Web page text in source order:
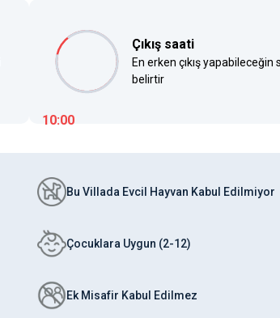
10:00
Çıkış saati
En erken çıkış yapabileceğin
belirtir
Bu Villada Evcil Hayvan Kabul Edilmiyor
Çocuklara Uygun (2-12)
Ek Misafir Kabul Edilmez